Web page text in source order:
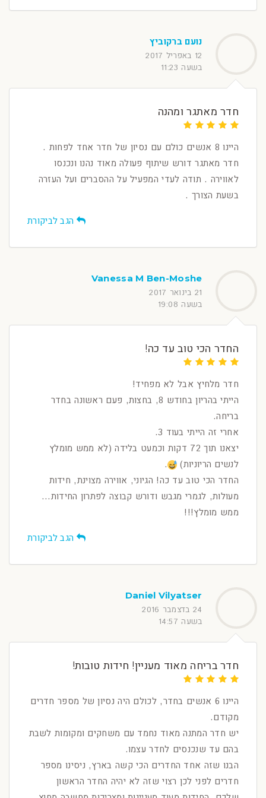
נועם ברקוביץ
12 באפריל 2017
בשעה 11:23
חדר מאתגר ומהנה
היינו 8 אנשים כולם עם נסיון של חדר אחד לפחות .
חדר מאתגר דורש שיתוף פעולה מאוד נהנו ונכנסו
לאווירה . תודה לעדי המפעיל על ההסברים ועל העזרה
בשעת הצורך .
הגב לביקורת
Vanessa M Ben-Moshe
21 בינואר 2017
בשעה 19:08
החדר הכי טוב עד כה!
חדר מלחיץ אבל לא מפחיד!
הייתי בהריון בחודש 8, בחצות, פעם ראשונה בחדר
בריחה.
אחרי זה הייתי בעוד 3.
יצאנו תוך 72 דקות וכמעט בלידה (לא ממש מומלץ
לנשים הריוניות)
.
החדר הכי טוב עד כה! הגיוני, אווירה מצוינת, חידות
מעולות, לגמרי מגבש ודורש קבוצה לפתרון החידות...
ממש מומלץ!!!
הגב לביקורת
Daniel Vilyatser
24 בדצמבר 2016
בשעה 14:57
חדר בריחה מאוד מעניין! חידות טובות!
היינו 6 אנשים בחדר, לכולם היה נסיון של מספר חדרים
מקודם.
יש חדר המתנה מאוד נחמד עם משחקים ומקומות לשבת
בהם עד שנכנסים לחדר עצמו.
הבנו שזה אחד החדרים הכי קשה בארץ, ניסינו מספר
חדרים לפני לכן רצוי שזה לא יהיה החדר הראשון